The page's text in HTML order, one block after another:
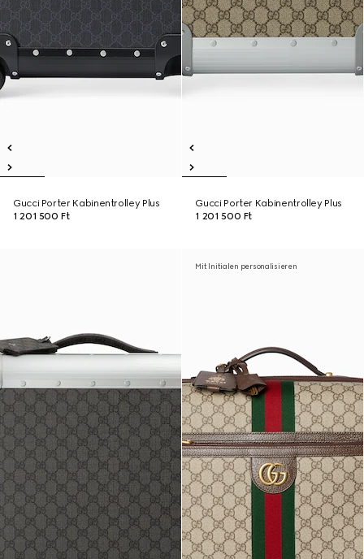
Gucci Porter Kabinentrolley Plus
1 201 500 Ft
Gucci Porter Kabinentrolley Plus
1 201 500 Ft
Mit Initialen personalisieren